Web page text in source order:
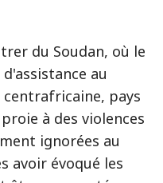
du Soudan, où le
au
pays
à des violences
ignorées au
avoir évoqué les